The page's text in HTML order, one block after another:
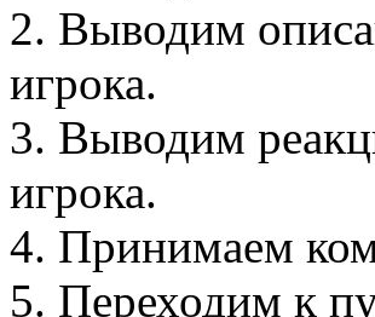
2. Выводим
игрока.
3. Выводим
игрока.
4. Принимаем
5. Переходим к